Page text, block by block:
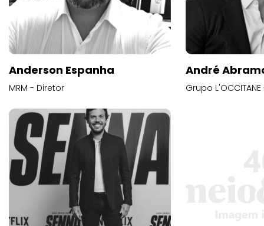
Anderson Espanha
MRM - Diretor
André
Grupo